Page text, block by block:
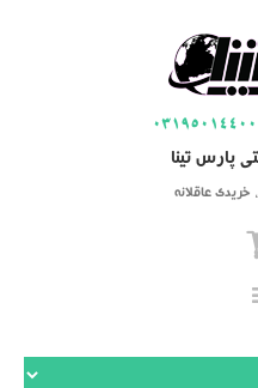
03195014400
پارس تینا
خریدی عاقلانه